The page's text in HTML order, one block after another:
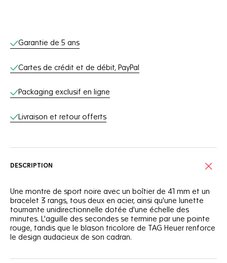
Services en ligne
Garantie de 5 ans
Cartes de crédit et de débit, PayPal
Packaging exclusif en ligne
Livraison et retour offerts
DESCRIPTION
Une montre de sport noire avec un boîtier de 41 mm et un
bracelet 3 rangs, tous deux en acier, ainsi qu'une lunette
tournante unidirectionnelle dotée d'une échelle des
minutes. L'aguille des secondes se termine par une pointe
rouge, tandis que le blason tricolore de TAG Heuer renforce
le design audacieux de son cadran.